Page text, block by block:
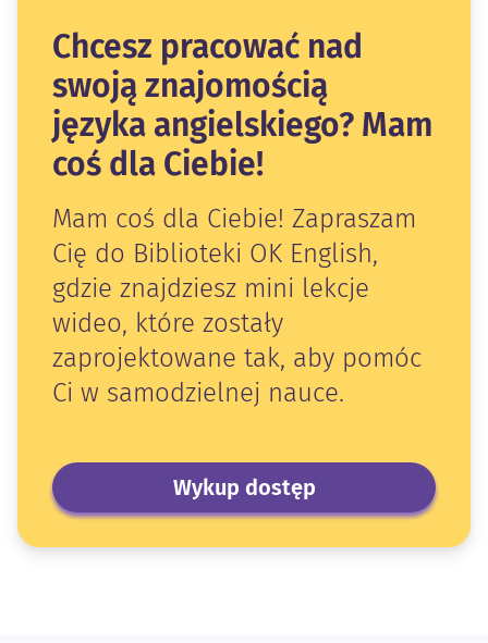
Chcesz pracować nad
swoją znajomością
języka angielskiego? Mam
coś dla Ciebie!
Mam coś dla Ciebie! Zapraszam
Cię do Biblioteki OK English,
gdzie znajdziesz mini lekcje
wideo, które zostały
zaprojektowane tak, aby pomóc
Ci w samodzielnej nauce.
Wykup dostęp